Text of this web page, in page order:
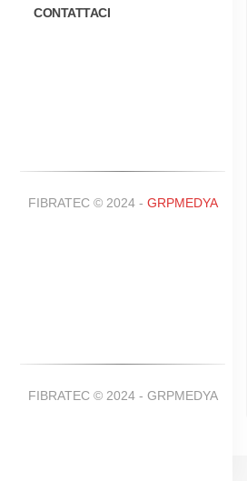
CONTATTACI
FIBRATEC © 2024 - GRPMEDYA
FIBRATEC © 2024 - GRPMEDYA